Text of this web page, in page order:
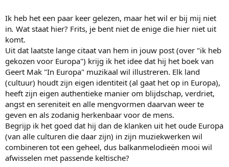
"Muziek is voor mij allereerst een tijdkunst, en daardoor is een
conceptionele benadering, waarbij de essentie immers in één moment,
als van boven af tot ons komt wezensvreemd aan muziek."
Als ik dat lees, dan denk ik"daar heb je 't al". Wat moet een mens
met een dergelijke uitspraak? Wie begrijpt het nog? Dit is artistiek
geleuter van de bovenste plank, vooral vaag zijn in je uitspraken
zodat een ieder geen vraag durft te stellen van: "Zeg Wagemans, wat
bedoel je eigenlijk?"want dan zou je toch laten merken dat je er niets
van begrijpt? En dan hoor je er niet bij.
Wagemans:
"Een tweede uitgangspunt voor mijn muziek is de emotionele, of
affectieve waarde van klank."
Hier lees ik iets wat (zelfs) ik nog kan bevatten. Maar iets dergelijks
geldt voor iedere muziek. Het betekent in mijn woorden niet meer
dan dat muziek je iets moet doen wil het toegevoegde waarde
Ik heb het een paar keer gelezen, maar het wil er bij mij niet
in. Wat staat hier? Frits, je bent niet de enige die hier niet uit
komt.
Uit dat laatste lange citaat van hem in jouw post (over "ik heb
gekozen voor Europa") krijg ik het idee dat hij het boek van
Geert Mak "In Europa" muzikaal wil illustreren. Elk land
(cultuur) houdt zijn eigen identiteit (al gaat het op in Europa),
heeft zijn eigen authentieke manier om blijdschap, verdriet,
angst en sereniteit en alle mengvormen daarvan weer te
geven en als zodanig herkenbaar voor de mens.
Begrijp ik het goed dat hij dan de klanken uit het oude Europa
(van alle culturen die daar zijn) in zijn muziekwerken wil
combineren tot een geheel, dus balkanmelodieën mooi wil
afwisselen met passende keltische?